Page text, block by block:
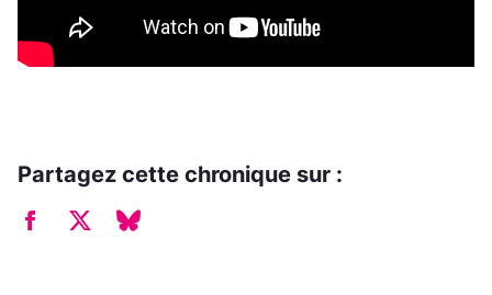
Partagez cette chronique sur :